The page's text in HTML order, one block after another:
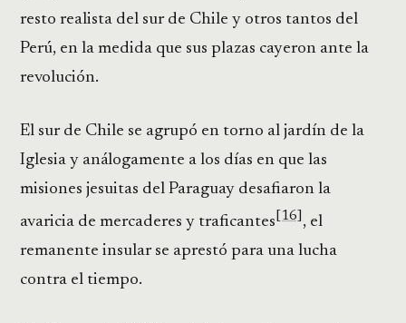
resto realista del sur de Chile y otros tantos del
Perú, en la medida que sus plazas cayeron ante la
revolución.
El sur de Chile se agrupó en torno al jardín de la
Iglesia y análogamente a los días en que las
misiones jesuitas del Paraguay desafiaron la
avaricia de mercaderes y traficantes [16] , el
remanente insular se aprestó para una lucha
contra el tiempo.